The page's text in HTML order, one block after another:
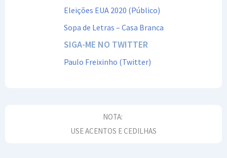
Eleições EUA 2020 (Público)
Sopa de Letras – Casa Branca
SIGA-ME NO TWITTER
Paulo Freixinho (Twitter)
NOTA:
USE ACENTOS E CEDILHAS